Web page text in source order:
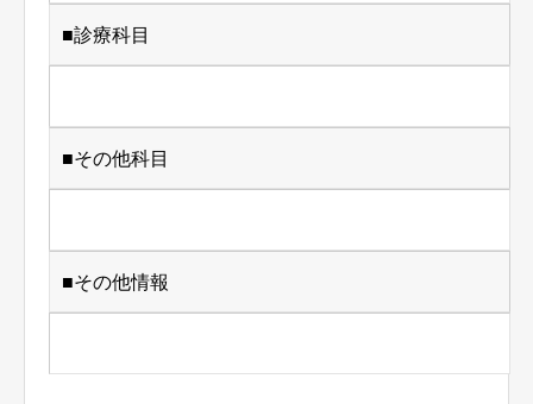
■診療科目
■その他科目
■その他情報